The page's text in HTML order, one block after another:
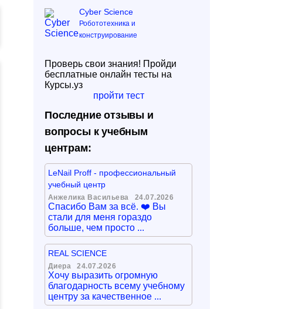
Cyber Science
Робототехника и
конструирование
Проверь свои знания! Пройди
бесплатные онлайн тесты на
Курсы.уз
пройти тест
Последние отзывы и
вопросы к учебным
центрам:
LeNail Proff - профессиональный
учебный центр
Анжелика Васильева 24.07.2026
Спасибо Вам за всё. ❤️ Вы
стали для меня гораздо
больше, чем просто ...
REAL SCIENCE
Диера 24.07.2026
Хочу выразить огромную
благодарность всему учебному
центру за качественное ...